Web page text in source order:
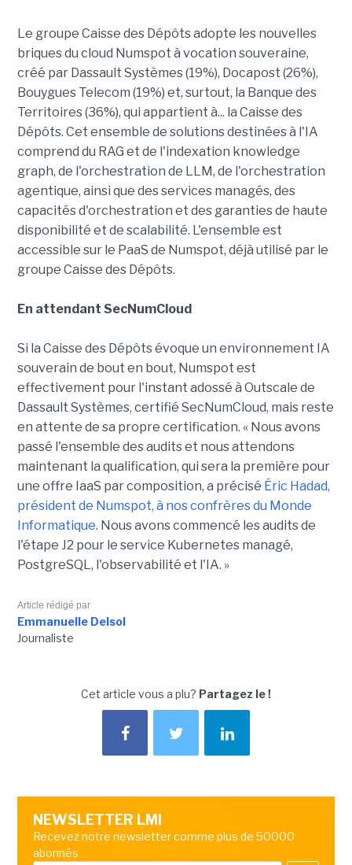
Le groupe Caisse des Dépôts adopte les nouvelles
briques du cloud Numspot à vocation souveraine,
créé par Dassault Systèmes (19%), Docapost (26%),
Bouygues Telecom (19%) et, surtout, la Banque des
Territoires (36%), qui appartient à... la Caisse des
Dépôts. Cet ensemble de solutions destinées à l'IA
comprend du RAG et de l'indexation knowledge
graph, de l'orchestration de LLM, de l'orchestration
agentique, ainsi que des services managés, des
capacités d'orchestration et des garanties de haute
disponibilité et de scalabilité. L'ensemble est
accessible sur le PaaS de Numspot, déjà utilisé par le
groupe Caisse des Dépôts.
En attendant SecNumCloud
Si la Caisse des Dépôts évoque un environnement IA
souverain de bout en bout, Numspot est
effectivement pour l'instant adossé à Outscale de
Dassault Systèmes, certifié SecNumCloud, mais reste
en attente de sa propre certification. « Nous avons
passé l'ensemble des audits et nous attendons
maintenant la qualification, qui sera la première pour
une offre IaaS par composition, a précisé Éric Hadad,
président de Numspot, à nos confrères du Monde
Informatique. Nous avons commencé les audits de
l'étape J2 pour le service Kubernetes managé,
PostgreSQL, l'observabilité et l'IA. »
Article rédigé par
Emmanuelle Delsol
Journaliste
Cet article vous a plu? Partagez le !
NEWSLETTER LMI
Recevez notre newsletter comme plus de 50000
abonnés